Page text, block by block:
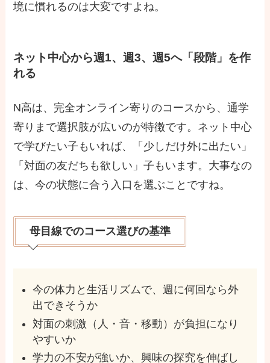
境に慣れるのは大変ですよね。
ネット中心から週1、週3、週5へ「段階」を作
れる
N高は、完全オンライン寄りのコースから、通学
寄りまで選択肢が広いのが特徴です。ネット中心
で学びたい子もいれば、「少しだけ外に出たい」
「対面の友だちも欲しい」子もいます。大事なの
は、今の状態に合う入口を選ぶことですね。
母目線でのコース選びの基準
今の体力と生活リズムで、週に何回なら外
出できそうか
対面の刺激（人・音・移動）が負担になり
やすいか
学力の不安が強いか、興味の探究を伸ばし